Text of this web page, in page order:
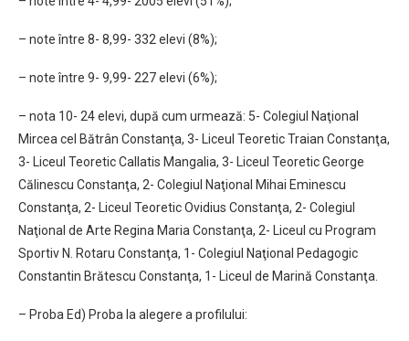
– note între 8- 8,99- 332 elevi (8%);
– note între 9- 9,99- 227 elevi (6%);
– nota 10- 24 elevi, după cum urmează: 5- Colegiul Naţional
Mircea cel Bătrân Constanţa, 3- Liceul Teoretic Traian Constanţa,
3- Liceul Teoretic Callatis Mangalia, 3- Liceul Teoretic George
Călinescu Constanţa, 2- Colegiul Naţional Mihai Eminescu
Constanţa, 2- Liceul Teoretic Ovidius Constanţa, 2- Colegiul
Naţional de Arte Regina Maria Constanţa, 2- Liceul cu Program
Sportiv N. Rotaru Constanţa, 1- Colegiul Naţional Pedagogic
Constantin Brătescu Constanţa, 1- Liceul de Marină Constanţa.
– Proba Ed) Proba la alegere a profilului: